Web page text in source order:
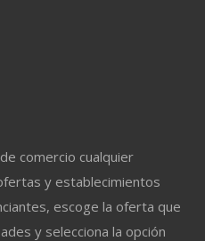
comercio cualquier
y establecimientos
escoge la oferta que
y selecciona la opción